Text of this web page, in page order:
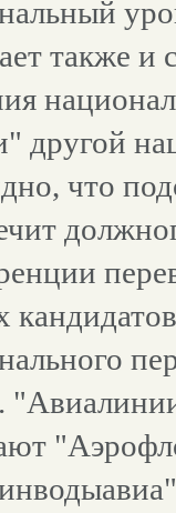
также и
другой
что